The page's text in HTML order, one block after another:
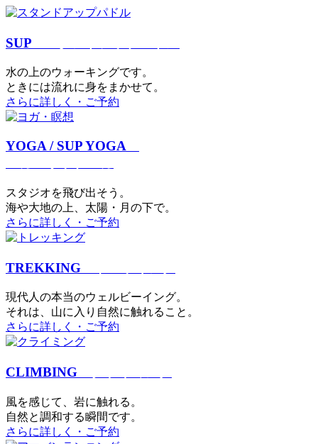
SUP
⽔の上のウォーキングです。
ときには流れに身をまかせて。
さらに詳しく・ご予約
YOGA / SUP YOGA
スタジオを⾶び出そう。
海や大地の上、太陽・⽉の下で。
さらに詳しく・ご予約
TREKKING
現代⼈の本当のウェルビーイング。
それは、⼭に⼊り⾃然に触れること。
さらに詳しく・ご予約
CLIMBING
⾵を感じて、岩に触れる。
⾃然と調和する瞬間です。
さらに詳しく・ご予約